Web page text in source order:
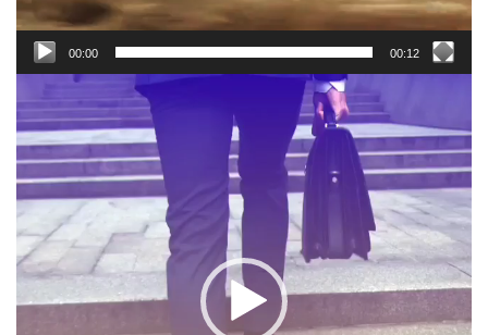
00:00 00:12
Видеоплеер